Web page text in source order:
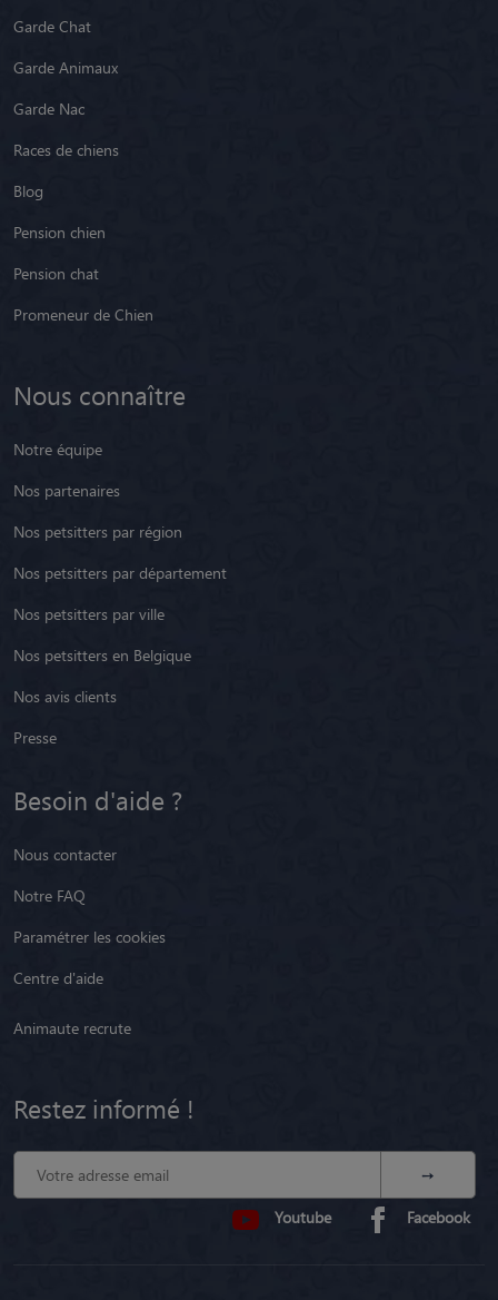
Garde Chat
Garde Animaux
Garde Nac
Races de chiens
Blog
Pension chien
Pension chat
Promeneur de Chien
Nous connaître
Notre équipe
Nos partenaires
Nos petsitters par région
Nos petsitters par département
Nos petsitters par ville
Nos petsitters en Belgique
Nos avis clients
Presse
Besoin d'aide ?
Nous contacter
Notre FAQ
Paramétrer les cookies
Centre d'aide
Animaute recrute
Restez informé !
Youtube Facebook